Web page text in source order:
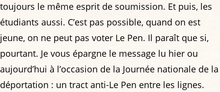
toujours le même esprit de soumission. Et puis, les
étudiants aussi. C’est pas possible, quand on est
jeune, on ne peut pas voter Le Pen. Il paraît que si,
pourtant. Je vous épargne le message lu hier ou
aujourd’hui à l’occasion de la Journée nationale de la
déportation : un tract anti-Le Pen entre les lignes.